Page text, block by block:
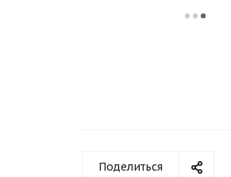
Поделиться